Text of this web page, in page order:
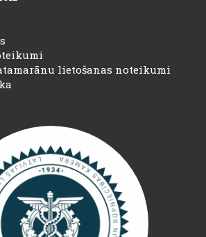
lietošanas noteikumi